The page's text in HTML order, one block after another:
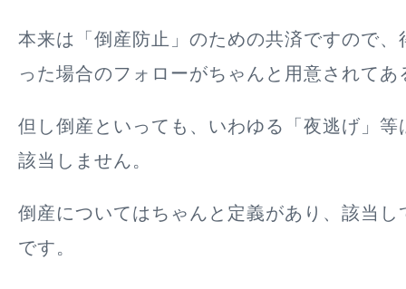
本来は「倒産防止」のための共済ですので、
った場合のフォローがちゃんと用意されてあ
但し倒産といっても、いわゆる「夜逃げ」等
該当しません。
倒産についてはちゃんと定義があり、該当し
です。